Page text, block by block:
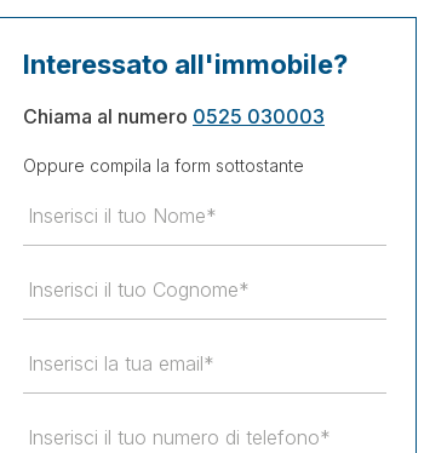
Interessato all'immobile?
Chiama al numero 0525 030003
Oppure compila la form sottostante